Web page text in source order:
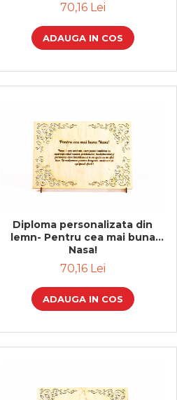
70,16 Lei
ADAUGA IN COS
Diploma personalizata din
lemn- Pentru cea mai buna
Nasa!
70,16 Lei
ADAUGA IN COS